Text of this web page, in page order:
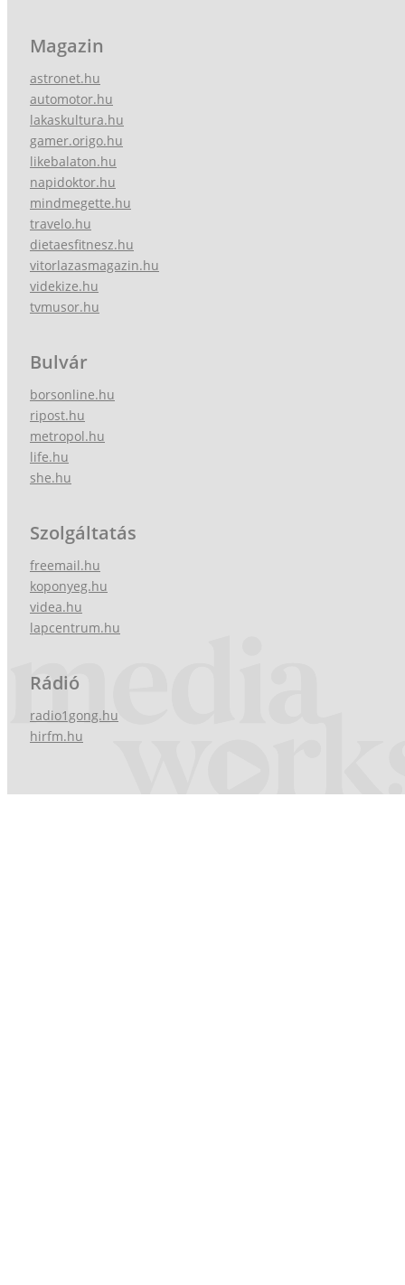
Magazin
astronet.hu
automotor.hu
lakaskultura.hu
gamer.origo.hu
likebalaton.hu
napidoktor.hu
mindmegette.hu
travelo.hu
dietaesfitnesz.hu
vitorlazasmagazin.hu
videkize.hu
tvmusor.hu
Bulvár
borsonline.hu
ripost.hu
metropol.hu
life.hu
she.hu
Szolgáltatás
freemail.hu
koponyeg.hu
videa.hu
lapcentrum.hu
Rádió
radio1gong.hu
hirfm.hu